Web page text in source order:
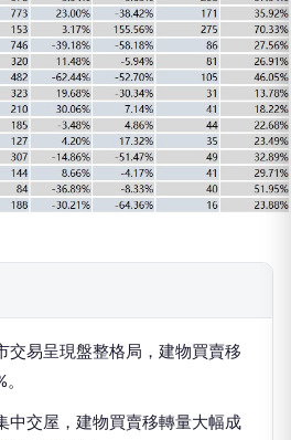
交易呈現盤整格局，建物買賣移
中交屋，建物買賣移轉量大幅成